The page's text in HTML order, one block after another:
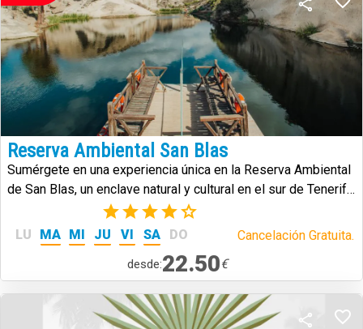
Reserva Ambiental San Blas
Sumérgete en una experiencia única en la Reserva Ambiental
de San Blas, un enclave natural y cultural en el sur de Tenerife
que combina historia, paisajes volcánicos y biodiversidad.
(2)
LU MA MI JU VI SA DO Cancelación Gratuita.
desde:22.50€